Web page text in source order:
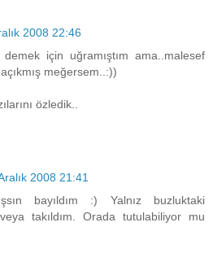
2008 22:46
için uğramıştım ama..malesef
meğersem..:))
özledik..
2008 21:41
bayıldım :) Yalnız buzluktaki
takıldım. Orada tutulabiliyor mu